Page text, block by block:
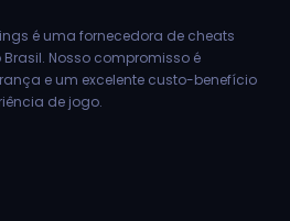
é uma fornecedora de cheats
Nosso compromisso é
e um excelente custo-benefício
de jogo.